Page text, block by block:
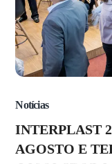
Notícias
INTERPLAST
AGOSTO E